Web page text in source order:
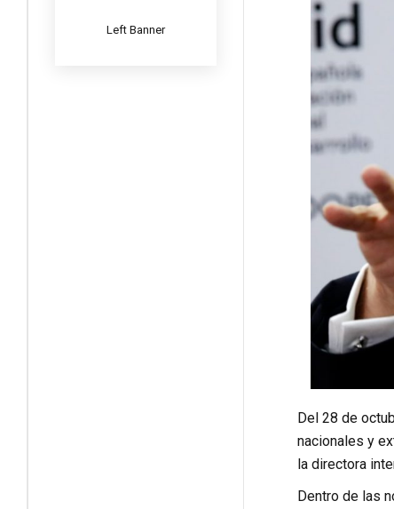
Left Banner
Del 28 de
nacionales y
la directora
Dentro de las